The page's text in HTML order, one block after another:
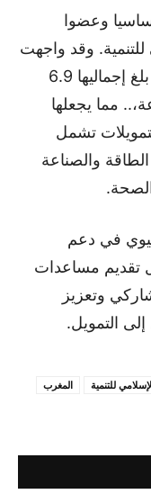
وعضوا
وقد واجهت
المملكة استحقاقات تمويلية تراكمية بلغ إجماليها 6.9
مما يجعلها
تشمل
والصناعة
حيوي في دعم
تقديم مساعدات
وتعزيز
التمويل.
للتنمية
المغرب